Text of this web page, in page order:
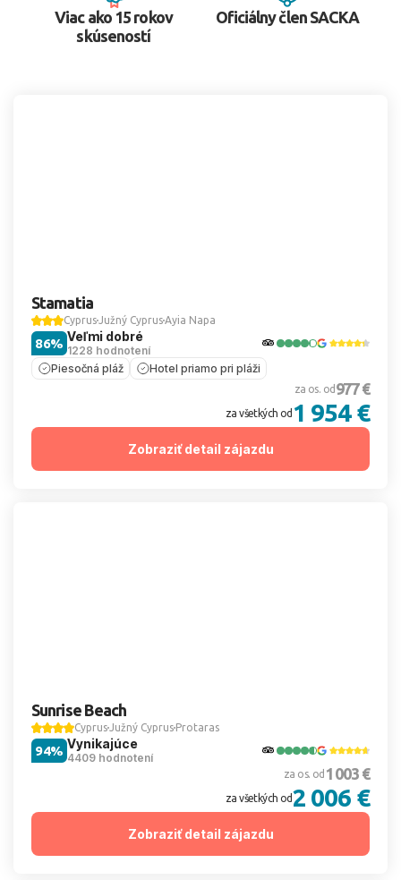
Viac ako 15 rokov
skúseností
Oficiálny člen SACKA
Stamatia
CyprusJužný CyprusAyia Napa
Veľmi dobré
1228 hodnotení
86%
Piesočná pláž Hotel priamo pri pláži
za os. od 977 €
za všetkých od 1 954 €
Zobraziť detail zájazdu
Sunrise Beach
CyprusJužný Cyprus Protaras
Vynikajúce
4409 hodnotení
94%
za os. od 1 003 €
za všetkých od2 006 €
Zobraziť detail zájazdu